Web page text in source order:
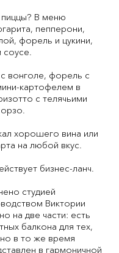
пиццы? В меню
пепперони,
форель и цукини,
вонголе, форель с
картофелем в
с телячьими
хорошего вина или
на любой вкус.
бизнес-ланч.
студией
Виктории
на две части: есть
балкона для тех,
но в то же время
в гармоничной